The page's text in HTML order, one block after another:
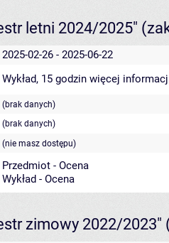
letni 2024/2025"
2025-02-26 - 2025-06-22
Wykład, 15 godzin więcej
(brak danych)
(brak danych)
(nie masz dostępu)
Przedmiot - Ocena
Wykład - Ocena
zimowy 2022/2023"